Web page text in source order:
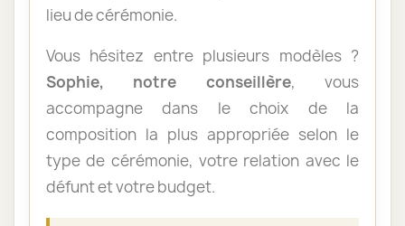
lieu de cérémonie.
Vous hésitez entre plusieurs modèles ?
Sophie, notre conseillère, vous
accompagne dans le choix de la
composition la plus appropriée selon le
type de cérémonie, votre relation avec le
défunt et votre budget.